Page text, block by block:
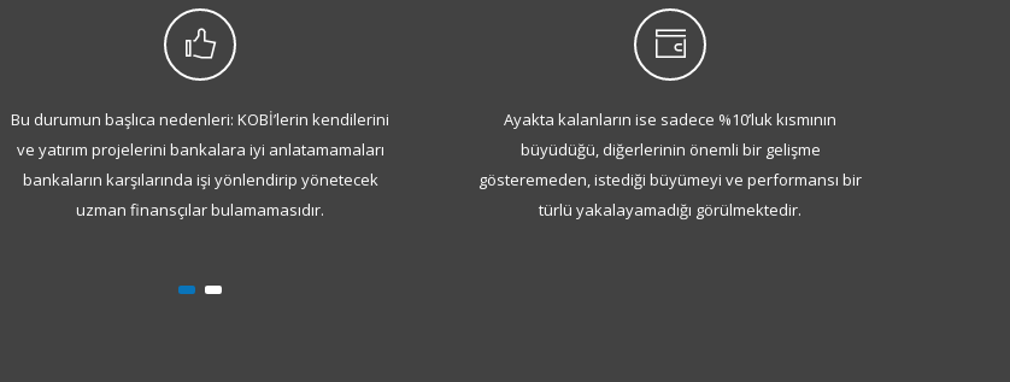
Bu durumun başlıca nedenleri: KOBİ’lerin kendilerini
ve yatırım projelerini bankalara iyi anlatamamaları
bankaların karşılarında işi yönlendirip yönetecek
uzman finansçılar bulamamasıdır.
Ayakta kalanların ise sadece %10’luk kısmının
büyüdüğü, diğerlerinin önemli bir gelişme
gösteremeden, istediği büyümeyi ve performansı bir
türlü yakalayamadığı görülmektedir.